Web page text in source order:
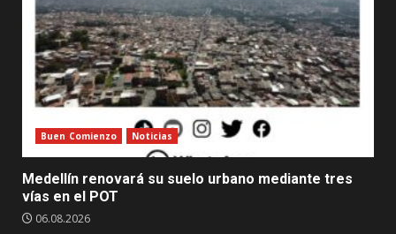
Buen Comienzo Noticias
Medellín renovará su suelo urbano mediante tres
vías en el POT
06.08.2026